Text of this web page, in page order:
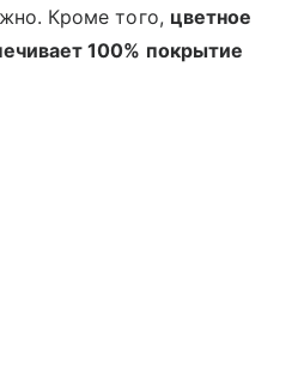
Кроме того, цветное
100% покрытие